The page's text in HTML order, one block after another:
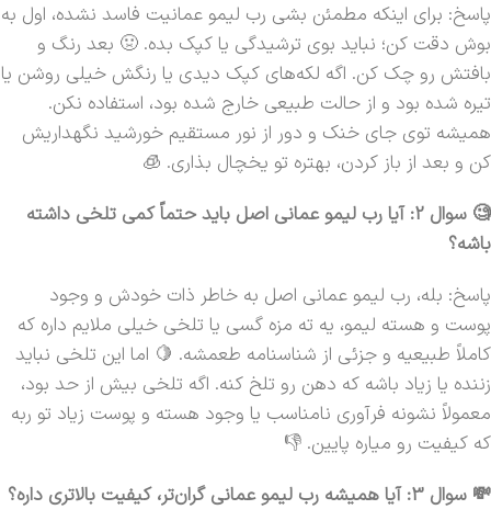
پاسخ: برای اینکه مطمئن بشی رب لیمو عمانیت فاسد نشده، اول به
بوش دقت کن؛ نباید بوی ترشیدگی یا کپک بده. 🤢 بعد رنگ و
بافتش رو چک کن. اگه لکه‌های کپک دیدی یا رنگش خیلی روشن یا
تیره شده بود و از حالت طبیعی خارج شده بود، استفاده نکن.
همیشه توی جای خنک و دور از نور مستقیم خورشید نگهداریش
کن و بعد از باز کردن، بهتره تو یخچال بذاری. 🧊
🧐 سوال 2: آیا رب لیمو عمانی اصل باید حتماً کمی تلخی داشته
باشه؟
پاسخ: بله، رب لیمو عمانی اصل به خاطر ذات خودش و وجود
پوست و هسته لیمو، یه ته مزه گسی یا تلخی خیلی ملایم داره که
کاملاً طبیعیه و جزئی از شناسنامه طعمشه. 🍋 اما این تلخی نباید
زننده یا زیاد باشه که دهن رو تلخ کنه. اگه تلخی بیش از حد بود،
معمولاً نشونه فرآوری نامناسب یا وجود هسته و پوست زیاد تو ربه
که کیفیت رو میاره پایین. 👎
💸 سوال 3: آیا همیشه رب لیمو عمانی گران‌تر، کیفیت بالاتری داره؟